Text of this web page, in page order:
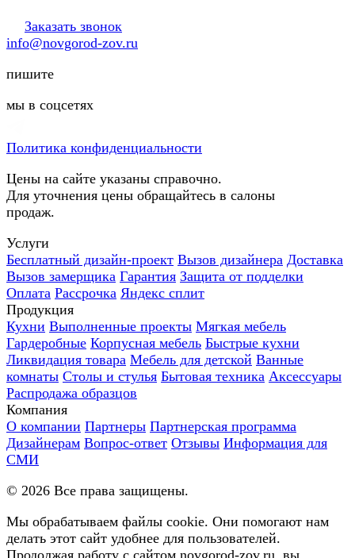
Заказать звонок
info@novgorod-zov.ru
пишите
мы в соцсетях
Политика конфиденциальности
Цены на сайте указаны справочно.
Для уточнения цены обращайтесь в салоны
продаж.
Услуги
Бесплатный дизайн-проект Вызов дизайнера Доставка
Вызов замерщика Гарантия Защита от подделки
Оплата Рассрочка Яндекс сплит
Продукция
Кухни Выполненные проекты Мягкая мебель
Гардеробные Корпусная мебель Быстрые кухни
Ликвидация товара Мебель для детской Ванные
комнаты Столы и стулья Бытовая техника Аксессуары
Распродажа образцов
Компания
О компании Партнеры Партнерская программа
Дизайнерам Вопрос-ответ Отзывы Информация для
СМИ
© 2026 Все права защищены.
Мы обрабатываем файлы cookie. Они помогают нам
делать этот сайт удобнее для пользователей.
Продолжая работу с сайтом novgorod-zov.ru, вы